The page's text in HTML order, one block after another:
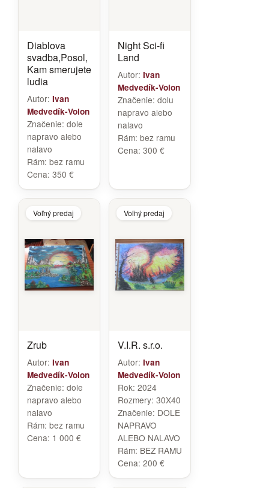
Diablova
svadba,Posol,
Kam smerujete
ludia
Autor: Ivan
Medvedík-Volon
Značenie: dole
napravo alebo
nalavo
Rám: bez ramu
Cena: 350 €
Night Sci-fi
Land
Autor: Ivan
Medvedík-Volon
Značenie: dolu
napravo alebo
nalavo
Rám: bez ramu
Cena: 300 €
Voľný predaj
Zrub
Autor: Ivan
Medvedík-Volon
Značenie: dole
napravo alebo
nalavo
Rám: bez ramu
Cena: 1 000 €
Voľný predaj
V.I.R. s.r.o.
Autor: Ivan
Medvedík-Volon
Rok: 2024
Rozmery: 30X40
Značenie: DOLE
NAPRAVO
ALEBO NALAVO
Rám: BEZ RAMU
Cena: 200 €